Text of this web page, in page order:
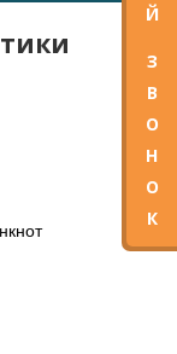
Й
З
В
О
Н
О
К